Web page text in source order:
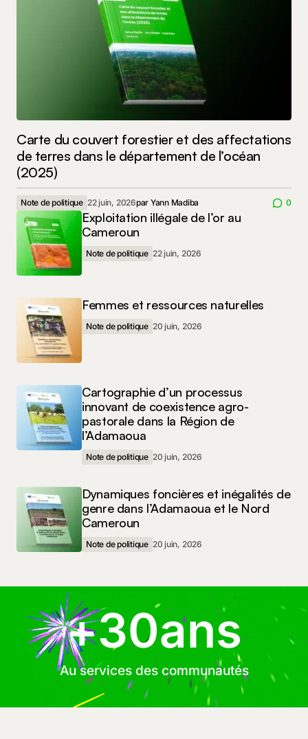
Carte du couvert forestier et des affectations
de terres dans le département de l’océan
(2025)
Note de politique 22 juin, 2026par Yann Madiba 0
Exploitation illégale de l’or au
Cameroun
Note de politique 22 juin, 2026
Femmes et ressources naturelles
Note de politique 20 juin, 2026
Cartographie d’un processus
innovant de coexistence agro-
pastorale dans la Région de
l’Adamaoua
Note de politique 20 juin, 2026
Dynamiques foncières et inégalités de
genre dans l’Adamaoua et le Nord
Cameroun
Note de politique 20 juin, 2026
Au services des communautés
+30ans